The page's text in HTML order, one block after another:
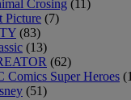
Crosing (11)
Picture (7)
(83)
(13)
(62)
Comics Super Heroes
(51)